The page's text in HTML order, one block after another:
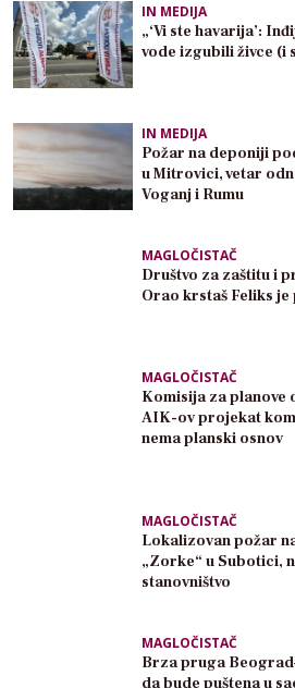
IN MEDIJA
„‘Vi ste havarija’:
vode izgubili živce (i
IN MEDIJA
Požar na deponiji
u Mitrovici, vetar
Voganj i Rumu
MAGLOČISTAČ
Društvo za zaštitu i
Orao krstaš Feliks
MAGLOČISTAČ
Komisija za planove
AIK-ov projekat
nema planski osnov
MAGLOČISTAČ
Lokalizovan požar
„Zorke“ u Subotici,
stanovništvo
MAGLOČISTAČ
Brza pruga
da bude puštena u